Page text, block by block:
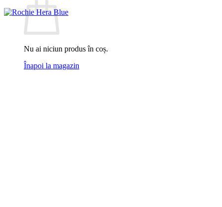
Nu ai niciun produs în coș.
Înapoi la magazin